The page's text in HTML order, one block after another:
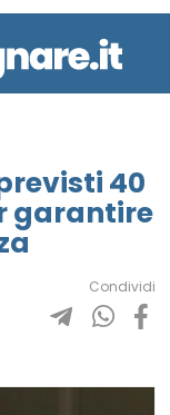
40
garantire
Condividi